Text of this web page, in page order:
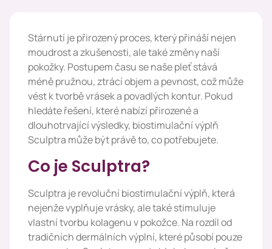
Stárnutí je přirozený proces, který přináší nejen
moudrost a zkušenosti, ale také změny naší
pokožky. Postupem času se naše pleť stává
méně pružnou, ztrácí objem a pevnost, což může
vést k tvorbě vrásek a povadlých kontur. Pokud
hledáte řešení, které nabízí přirozené a
dlouhotrvající výsledky, biostimulační výplň
Sculptra může být právě to, co potřebujete.
Co je Sculptra?
Sculptra je revoluční biostimulační výplň, která
nejenže vyplňuje vrásky, ale také stimuluje
vlastní tvorbu kolagenu v pokožce. Na rozdíl od
tradičních dermálních výplní, které působí pouze